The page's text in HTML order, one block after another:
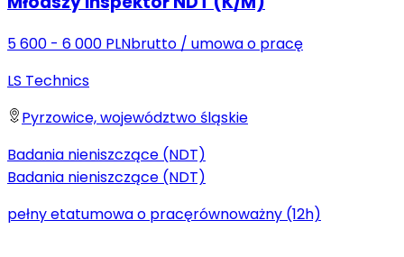
5 600 - 6 000 PLNbrutto / umowa o pracę
LS Technics
Pyrzowice, województwo śląskie
Badania nieniszczące (NDT)
Badania nieniszczące (NDT)
pełny etatumowa o pracęrównoważny (12h)